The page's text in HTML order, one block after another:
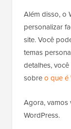
Além disso, o
personalizar
site. Você
temas
detalhes,
sobreo que é
Agora, vamos
WordPress.